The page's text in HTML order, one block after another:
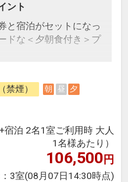
ント
と宿泊がセットになっ
ドな＜夕朝食付き＞プ
ミックパッケージだか
在はもちろん周遊旅行
1泊だけの宿泊や延
ども自由自在です。
安心のJAL（または
）確約！フライトマイ
ます。
禁煙） 朝 昼 夕
+宿泊 2名1室ご利用時 大人
1名様あたり）
106,500円
3室(08月07日14:30時点)